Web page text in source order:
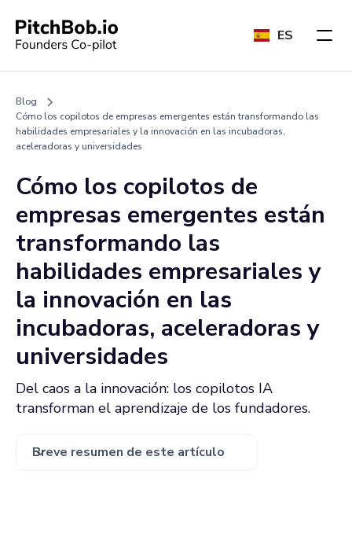
ES
Blog
Cómo los copilotos de empresas emergentes están transformando las
habilidades empresariales y la innovación en las incubadoras,
aceleradoras y universidades
Cómo los copilotos de
empresas emergentes están
transformando las
habilidades empresariales y
la innovación en las
incubadoras, aceleradoras y
universidades
Del caos a la innovación: los copilotos IA
transforman el aprendizaje de los fundadores.
Breve resumen de este artículo